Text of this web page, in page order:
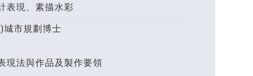
表現、素描水彩
城市規劃博士
現法與作品及製作要領